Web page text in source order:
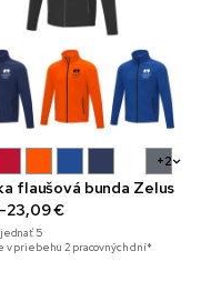
+2
flaušová bunda Zelus
23,09 €
5
v priebehu 2 pracovných dní*